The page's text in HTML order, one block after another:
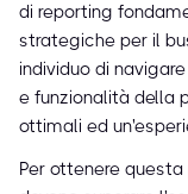
di reporting
strategiche per il
individuo di
e funzionalità della
ottimali ed
Per ottenere